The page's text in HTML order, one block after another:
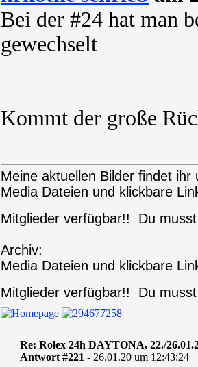
Bei der #24 hat man
gewechselt
Kommt der große
Meine aktuellen Bilder findet ihr
Media Dateien und klickbare
Mitglieder verfügbar!! Du
Archiv:
Media Dateien und klickbare
Mitglieder verfügbar!! Du
Re: Rolex 24h DAYTONA, 22./
Antwort #221 - 26.01.20 um 12:43:24